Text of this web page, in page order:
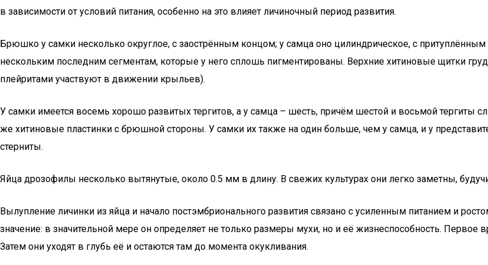
в зависимости от условий питания, особенно на это влияет личиночный период развития.
Брюшко у самки несколько округлое, с заострённым концом; у самца оно цилиндрическое, с
нескольким последним сегментам, которые у него сплошь пигментированы. Верхние хитиновые щитки
плейритами участвуют в движении крыльев).
У самки имеется восемь хорошо развитых тергитов, а у самца – шесть, причём шестой и восьмой тергиты
же хитиновые пластинки с брюшной стороны. У самки их также на один больше, чем у самца, и у
стерниты.
Яйца дрозофилы несколько вытянутые, около 0.5 мм в длину. В свежих культурах они легко заметны,
Вылупление личинки из яйца и начало постэмбрионального развития связано с усиленным питанием и
значение: в значительной мере он определяет не только размеры мухи, но и её жизнеспособность. Первое
Затем они уходят в глубь её и остаются там до момента окукливания.